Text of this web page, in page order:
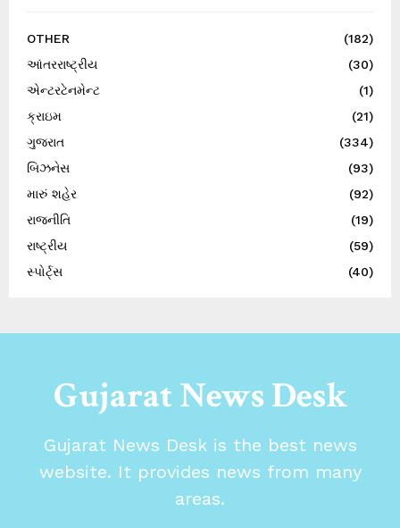
OTHER
(182)
આંતરરાષ્ટ્રીય
(30)
એન્ટરટેનમેન્ટ
(1)
ક્રાઇમ
(21)
ગુજરાત
(334)
બિઝનેસ
(93)
મારું શહેર
(92)
રાજનીતિ
(19)
રાષ્ટ્રીય
(59)
સ્પોર્ટ્સ
(40)
Gujarat News Desk
Gujarat News Desk is the best news
website. It provides news from many
areas.